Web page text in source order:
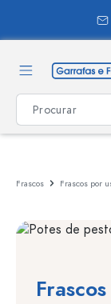
Frascos Frascos por